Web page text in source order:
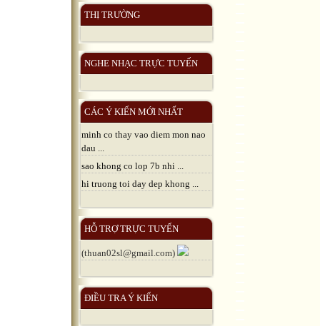
THỊ TRƯỜNG
NGHE NHẠC TRỰC TUYẾN
CÁC Ý KIẾN MỚI NHẤT
minh co thay vao diem mon nao
dau ...
sao khong co lop 7b nhi ...
hi truong toi day dep khong ...
HỖ TRỢ TRỰC TUYẾN
(thuan02sl@gmail.com)
ĐIỀU TRA Ý KIẾN